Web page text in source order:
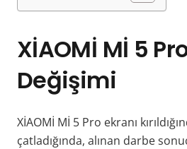
XİAOMİ Mİ 5
Değişimi
XİAOMİ Mİ 5 Pro ekranı
çatladığında, alınan darbe